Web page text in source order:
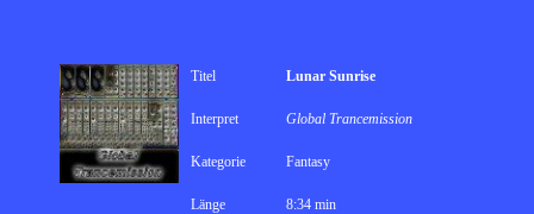
Titel
Interpret
Kategorie
Länge
Lunar Sunrise
Global Trancemission
Fantasy
8:34 min